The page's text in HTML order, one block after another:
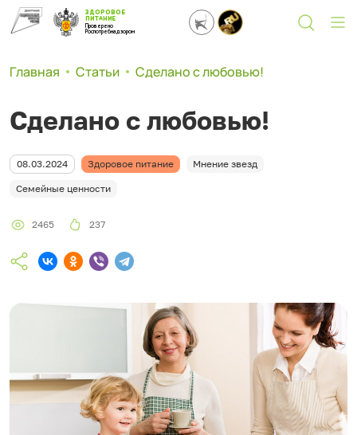
ЗДОРОВОЕ
ПИТАНИЕ
Проверено
Роспотребнадзором
Главная Статьи Сделано с любовью!
Сделано с любовью!
08.03.2024 Здоровое питание Мнение звезд
Семейные ценности
2465 237